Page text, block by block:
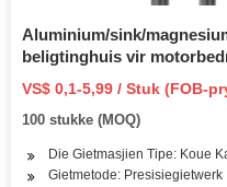
Aluminium/sink/
beligtinghuis vir
VS$ 0,1-5,99 / Stuk (FOB-
100 stukke (MOQ)
Die Gietmasjien Tipe: Koue
Gietmetode: Presisiegietwerk